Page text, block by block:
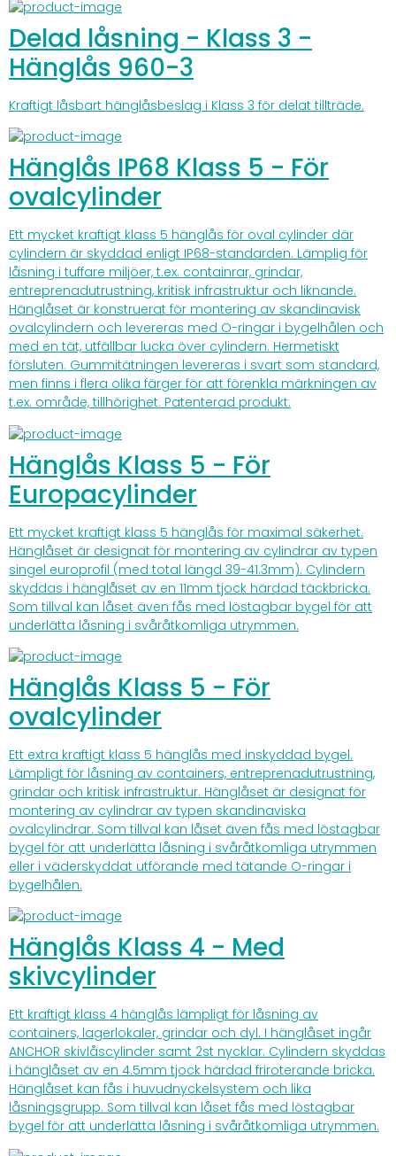
Delad låsning - Klass 3 -
Hänglås 960-3
Kraftigt låsbart hänglåsbeslag i Klass 3 för delat tillträde.
Hänglås IP68 Klass 5 - För
ovalcylinder
Ett mycket kraftigt klass 5 hänglås för oval cylinder där
cylindern är skyddad enligt IP68-standarden. Lämplig för
låsning i tuffare miljöer, t.ex. containrar, grindar,
entreprenadutrustning, kritisk infrastruktur och liknande.
Hänglåset är konstruerat för montering av skandinavisk
ovalcylindern och levereras med O-ringar i bygelhålen och
med en tät, utfällbar lucka över cylindern. Hermetiskt
försluten. Gummitätningen levereras i svart som standard,
men finns i flera olika färger för att förenkla märkningen av
t.ex. område, tillhörighet. Patenterad produkt.
Hänglås Klass 5 - För
Europacylinder
Ett mycket kraftigt klass 5 hänglås för maximal säkerhet.
Hänglåset är designat för montering av cylindrar av typen
singel europrofil (med total längd 39-41.3mm). Cylindern
skyddas i hänglåset av en 11mm tjock härdad täckbricka.
Som tillval kan låset även fås med löstagbar bygel för att
underlätta låsning i svåråtkomliga utrymmen.
Hänglås Klass 5 - För
ovalcylinder
Ett extra kraftigt klass 5 hänglås med inskyddad bygel.
Lämpligt för låsning av containers, entreprenadutrustning,
grindar och kritisk infrastruktur. Hänglåset är designat för
montering av cylindrar av typen skandinaviska
ovalcylindrar. Som tillval kan låset även fås med löstagbar
bygel för att underlätta låsning i svåråtkomliga utrymmen
eller i väderskyddat utförande med tätande O-ringar i
bygelhålen.
Hänglås Klass 4 - Med
skivcylinder
Ett kraftigt klass 4 hänglås lämpligt för låsning av
containers, lagerlokaler, grindar och dyl. I hänglåset ingår
ANCHOR skivlåscylinder samt 2st nycklar. Cylindern skyddas
i hänglåset av en 4.5mm tjock härdad friroterande bricka.
Hänglåset kan fås i huvudnyckelsystem och lika
låsningsgrupp. Som tillval kan låset fås med löstagbar
bygel för att underlätta låsning i svåråtkomliga utrymmen.